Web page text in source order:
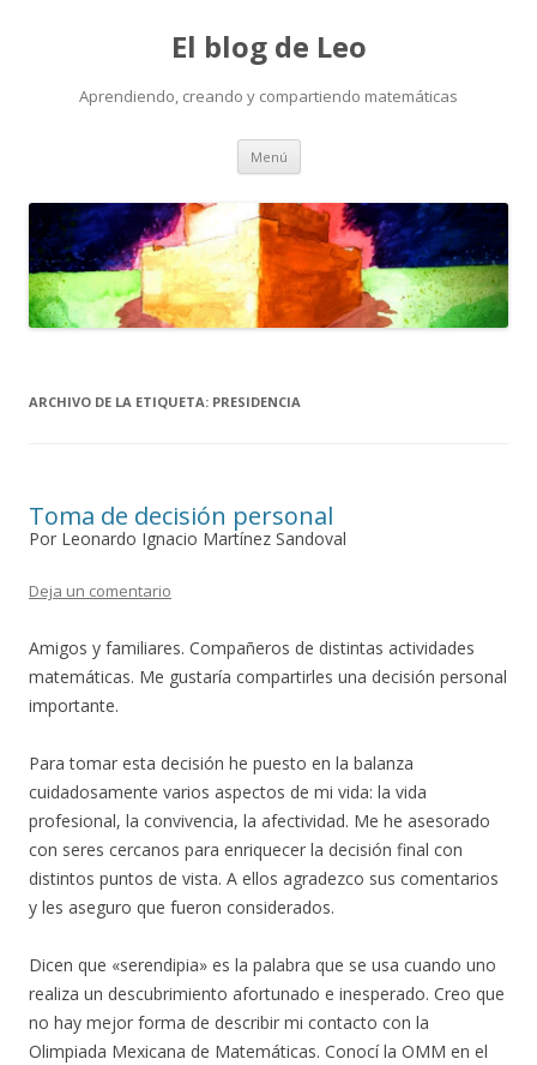
El blog de Leo
Aprendiendo, creando y compartiendo matemáticas
Menú Saltar
contenido
ARCHIVO DE LA ETIQUETA: PRESIDENCIA
Toma de decisión personal
Por Leonardo Ignacio Martínez Sandoval
Deja un comentario
Amigos y familiares. Compañeros de distintas actividades
matemáticas. Me gustaría compartirles una decisión personal
importante.
Para tomar esta decisión he puesto en la balanza
cuidadosamente varios aspectos de mi vida: la vida
profesional, la convivencia, la afectividad. Me he asesorado
con seres cercanos para enriquecer la decisión final con
distintos puntos de vista. A ellos agradezco sus comentarios
y les aseguro que fueron considerados.
Dicen que «serendipia» es la palabra que se usa cuando uno
realiza un descubrimiento afortunado e inesperado. Creo que
no hay mejor forma de describir mi contacto con la
Olimpiada Mexicana de Matemáticas. Conocí la OMM en el